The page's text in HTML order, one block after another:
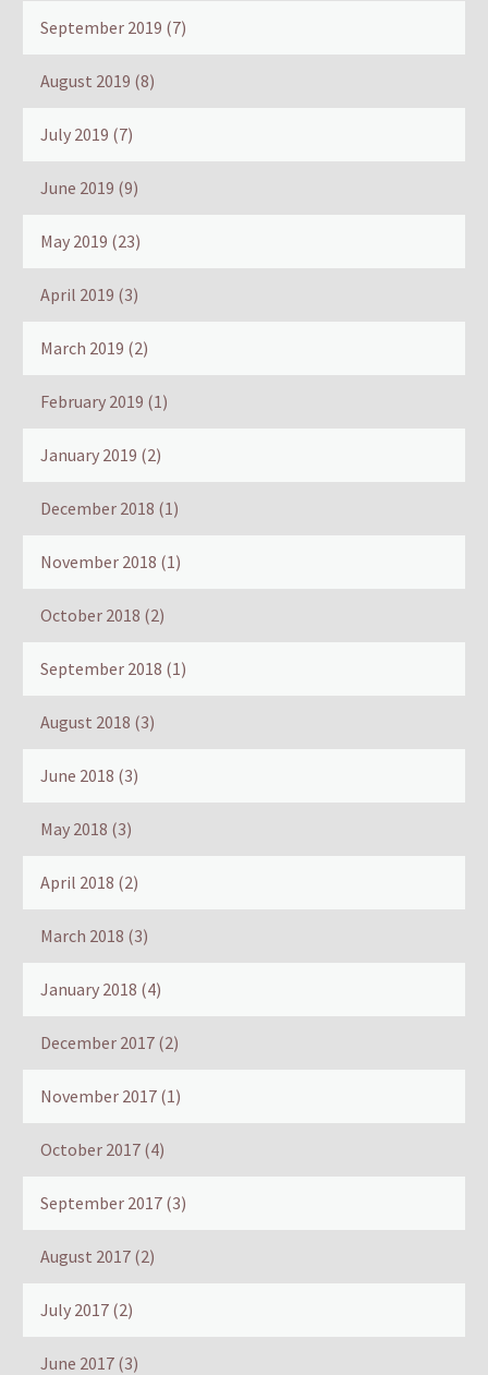
September 2019 (7)
August 2019 (8)
July 2019 (7)
June 2019 (9)
May 2019 (23)
April 2019 (3)
March 2019 (2)
February 2019 (1)
January 2019 (2)
December 2018 (1)
November 2018 (1)
October 2018 (2)
September 2018 (1)
August 2018 (3)
June 2018 (3)
May 2018 (3)
April 2018 (2)
March 2018 (3)
January 2018 (4)
December 2017 (2)
November 2017 (1)
October 2017 (4)
September 2017 (3)
August 2017 (2)
July 2017 (2)
June 2017 (3)